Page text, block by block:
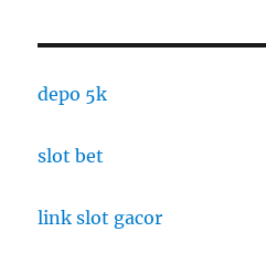
depo 5k
slot bet
link slot gacor